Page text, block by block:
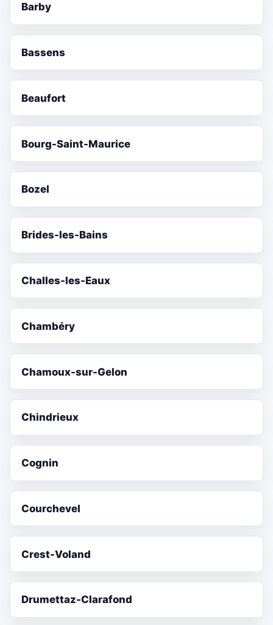
Barby
Bassens
Beaufort
Bourg-Saint-Maurice
Bozel
Brides-les-Bains
Challes-les-Eaux
Chambéry
Chamoux-sur-Gelon
Chindrieux
Cognin
Courchevel
Crest-Voland
Drumettaz-Clarafond